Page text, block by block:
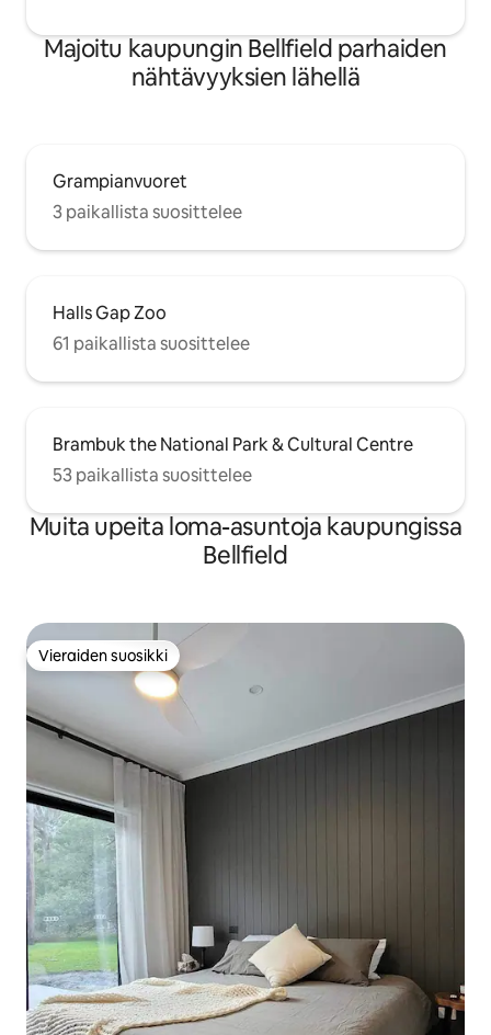
Majoitu kaupungin Bellfield parhaiden
nähtävyyksien lähellä
Grampianvuoret
3 paikallista suosittelee
Halls Gap Zoo
61 paikallista suosittelee
Brambuk the National Park & Cultural Centre
53 paikallista suosittelee
Muita upeita loma-asuntoja kaupungissa
Bellfield
Vieraiden suosikki
Vieraiden suosikki